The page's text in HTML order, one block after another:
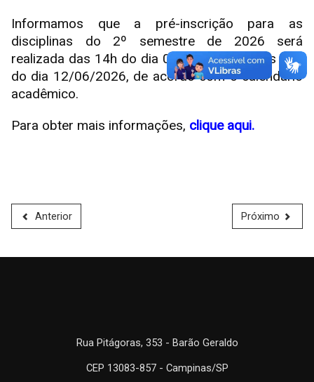
Informamos que a pré-inscrição para as
disciplinas do 2º semestre de 2026 será
realizada das 14h do dia 08/06/2026 até as 20h
do dia 12/06/2026, de acordo com o calendário
acadêmico.
Para obter mais informações, clique aqui.
Anterior Próximo
Rua Pitágoras, 353 - Barão Geraldo
CEP 13083-857 - Campinas/SP